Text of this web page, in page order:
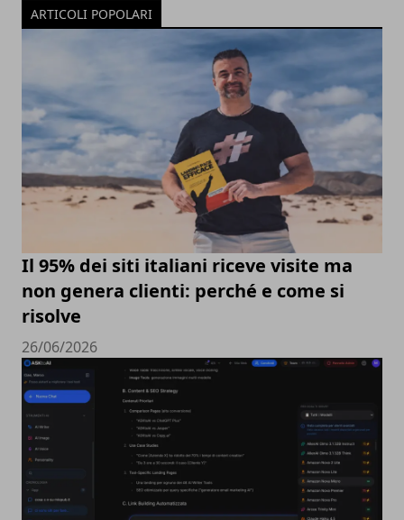
ARTICOLI POPOLARI
Il 95% dei siti italiani riceve visite ma
non genera clienti: perché e come si
risolve
26/06/2026